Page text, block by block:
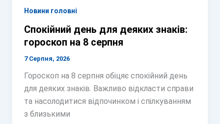
Новини головні
Спокійний день для деяких знаків:
гороскоп на 8 серпня
7 Серпня, 2026
Гороскоп на 8 серпня обіцяє спокійний день
для деяких знаків. Важливо відкласти справи
та насолодитися відпочинком і спілкуванням
з близькими